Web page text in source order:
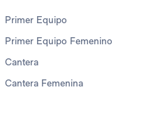
Primer Equipo
Primer Equipo Femenino
Cantera
Cantera Femenina